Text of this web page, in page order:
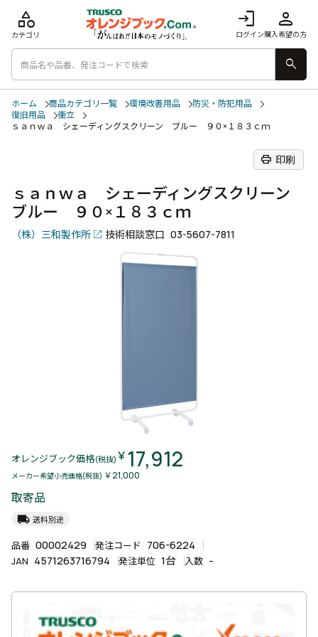
login
ログイン
person
購入希望の方
category
カテゴリ
search
ホーム 商品カテゴリ一覧 環境改善用品
防災・防犯用品
復旧用品
衝立
ｓａｎｗａ シェーディングスクリーン ブルー ９０×１８３ｃｍ
print 印刷
ｓａｎｗａ シェーディングスクリーン
ブルー ９０×１８３ｃｍ
（株）三和製作所 技術相談窓口 03-5607-7811
オレンジブック価格(税抜) ￥ 17,912
メーカー希望小売価格(税抜) ￥21,000
取寄品
local_shipping 送料別途
品番 00002429 発注コード 706-6224
JAN 4571263716794 発注単位 1台 入数 -